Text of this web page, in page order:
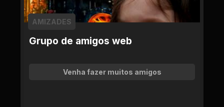
Grupo de amigos web
AMIZADES
Venha fazer muitos amigos